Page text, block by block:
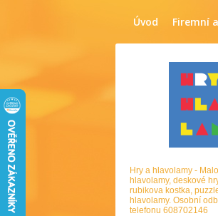
Úvod Firemní
Hry a hlavolamy -
hlavolamy, deskové
rubikova kostka,
hlavolamy. Osobní
telefonu 608702146